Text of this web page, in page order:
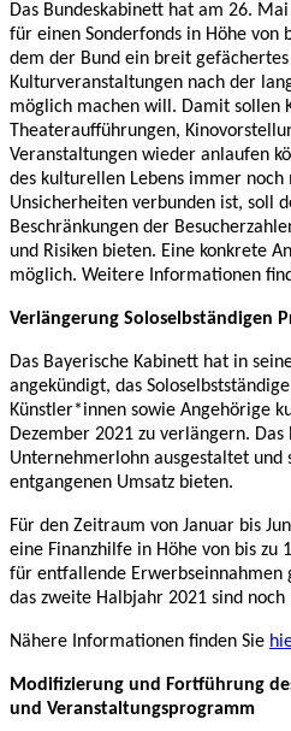
Das Bundeskabinett hat am 26.
für einen Sonderfonds in Höhe
dem der Bund ein breit
Kulturveranstaltungen nach der
möglich machen will. Damit sollen
Theateraufführungen,
Veranstaltungen wieder anlaufen
des kulturellen Lebens immer
Unsicherheiten verbunden ist, soll
Beschränkungen der
und Risiken bieten. Eine konkrete
möglich. Weitere Informationen
Verlängerung Soloselbständigen
Das Bayerische Kabinett hat in
angekündigt, das
Künstler*innen sowie Angehörige
Dezember 2021 zu verlängern.
Unternehmerlohn ausgestaltet und
entgangenen Umsatz bieten.
Für den Zeitraum von Januar bis
eine Finanzhilfe in Höhe von bis zu
für entfallende
das zweite Halbjahr 2021 sind
Nähere Informationen finden Sie
Modifizierung und Fortführung
und Veranstaltungsprogramm